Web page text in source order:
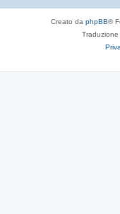
Creato da phpBB®
Traduzione